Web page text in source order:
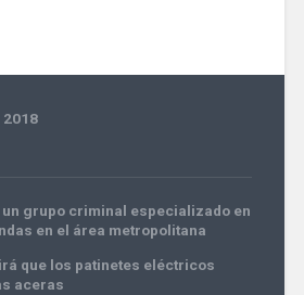
2018
grupo criminal especializado en
en el área metropolitana
que los patinetes eléctricos
aceras